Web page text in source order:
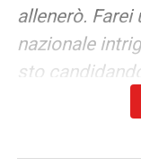
allenerò. Farei
nazionale
sto